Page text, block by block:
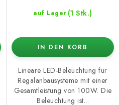
auf Lager (1 Stk.)
IN DEN KORB
Lineare LED-Beleuchtung für
Regalanbausysteme mit einer
Gesamtleistung von 100W. Die
Beleuchtung ist...